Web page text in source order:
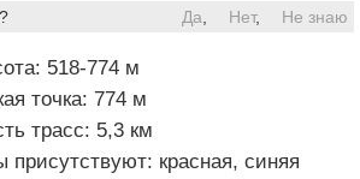
Да Нет, Не знаю
518-774 м
точка: 774 м
трасс: 5,3 км
присутствуют: красная, синяя